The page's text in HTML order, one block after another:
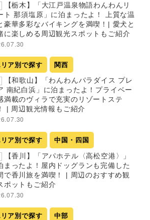
【栃木】「大江戸温泉物語わんわんリ
ト 那須塩原」に泊まったよ！ 上質な温
豪華多彩なバイキングを満喫！| 愛犬と
に楽しめる周辺観光スポットもご紹介
リア別で探す 関西
【和歌山】「わんわんパラダイス プレ
南紀白浜」に泊まったよ！プライベー
満載のヴィラで充実のリゾートステ
| 周辺観光情報もご紹介
リア別で探す 中国・四国
【香川】「アパホテル〈高松空港〉」
まったよ！屋内ドッグランも完備した
で香川旅を満喫！ | 周辺のおすすめ観
ポットもご紹介
リア別で探す 中部